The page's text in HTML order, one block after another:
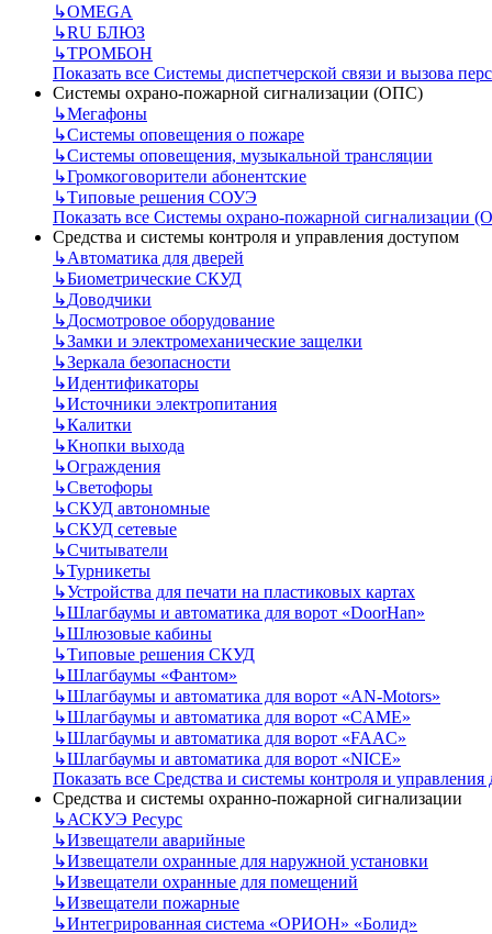
↳OMEGA
↳RU БЛЮЗ
↳ТРОМБОН
Показать все Системы диспетчерской связи и вызова
Системы охрано-пожарной сигнализации (ОПС)
↳Мегафоны
↳Системы оповещения о пожаре
↳Системы оповещения, музыкальной трансляции
↳Громкоговорители абонентские
↳Типовые решения СОУЭ
Показать все Системы охрано-пожарной сигнализации
Средства и системы контроля и управления доступом
↳Автоматика для дверей
↳Биометрические СКУД
↳Доводчики
↳Досмотровое оборудование
↳Замки и электромеханические защелки
↳Зеркала безопасности
↳Идентификаторы
↳Источники электропитания
↳Калитки
↳Кнопки выхода
↳Ограждения
↳Светофоры
↳СКУД автономные
↳СКУД сетевые
↳Считыватели
↳Турникеты
↳Устройства для печати на пластиковых картах
↳Шлагбаумы и автоматика для ворот «DoorHan»
↳Шлюзовые кабины
↳Типовые решения СКУД
↳Шлагбаумы «Фантом»
↳Шлагбаумы и автоматика для ворот «AN-Motors»
↳Шлагбаумы и автоматика для ворот «CAME»
↳Шлагбаумы и автоматика для ворот «FAAC»
↳Шлагбаумы и автоматика для ворот «NICE»
Показать все Средства и системы контроля и управления
Средства и системы охранно-пожарной сигнализации
↳АСКУЭ Ресурс
↳Извещатели аварийные
↳Извещатели охранные для наружной установки
↳Извещатели охранные для помещений
↳Извещатели пожарные
↳Интегрированная система «ОРИОН» «Болид»